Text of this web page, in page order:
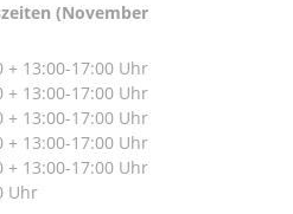
(November
+ 13:00-17:00 Uhr
+ 13:00-17:00 Uhr
+ 13:00-17:00 Uhr
+ 13:00-17:00 Uhr
+ 13:00-17:00 Uhr
Uhr